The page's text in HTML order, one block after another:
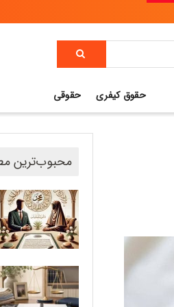
حقوق کیفری حقوقی
محبوب‌ترین